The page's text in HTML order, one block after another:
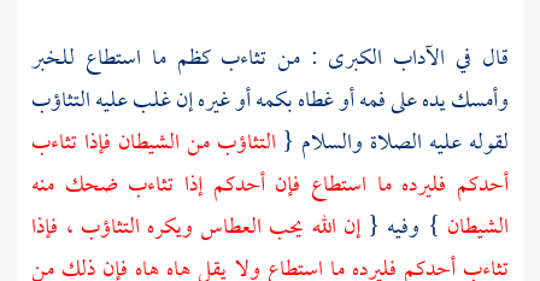
قال في الآداب الكبرى : من تثاءب كظم ما استطاع للخبر
وأمسك يده على فمه أو غطاه بكمه أو غيره إن غلب عليه التثاؤب
لقوله عليه الصلاة والسلام { التثاؤب من الشيطان فإذا تثاءب
أحدكم فليرده ما استطاع فإن أحدكم إذا تثاءب ضحك منه
الشيطان } وفيه {إن الله يحب العطاس ويكره التثاؤب ، فإذا
تثاءب أحدكم فليرده ما استطاع ولا يقل هاه هاه فإن ذلك من